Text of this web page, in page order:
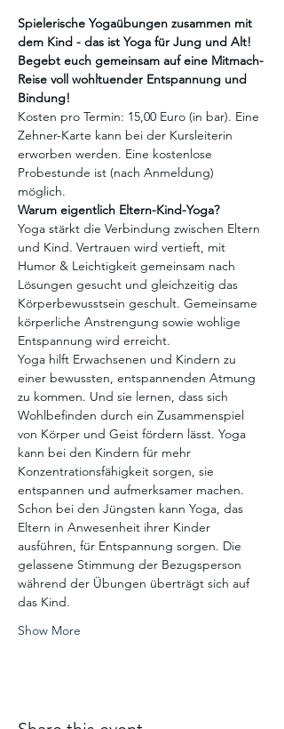
Spielerische Yogaübungen zusammen mit
dem Kind - das ist Yoga für Jung und Alt!
Begebt euch gemeinsam auf eine Mitmach-
Reise voll wohltuender Entspannung und
Bindung!
Kosten pro Termin: 15,00 Euro (in bar). Eine
Zehner-Karte kann bei der Kursleiterin
erworben werden. Eine kostenlose
Probestunde ist (nach Anmeldung)
möglich.
Warum eigentlich Eltern-Kind-Yoga?
Yoga stärkt die Verbindung zwischen Eltern
und Kind. Vertrauen wird vertieft, mit
Humor & Leichtigkeit gemeinsam nach
Lösungen gesucht und gleichzeitig das
Körperbewusstsein geschult. Gemeinsame
körperliche Anstrengung sowie wohlige
Entspannung wird erreicht.
Yoga hilft Erwachsenen und Kindern zu
einer bewussten, entspannenden Atmung
zu kommen. Und sie lernen, dass sich
Wohlbefinden durch ein Zusammenspiel
von Körper und Geist fördern lässt. Yoga
kann bei den Kindern für mehr
Konzentrationsfähigkeit sorgen, sie
entspannen und aufmerksamer machen.
Schon bei den Jüngsten kann Yoga, das
Eltern in Anwesenheit ihrer Kinder
ausführen, für Entspannung sorgen. Die
gelassene Stimmung der Bezugsperson
während der Übungen überträgt sich auf
das Kind.
Show More